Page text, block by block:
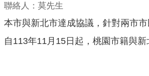
聯絡人：莫先生
本市與新北市達成協議，針對兩市
自113年11月15日起，桃園市籍與